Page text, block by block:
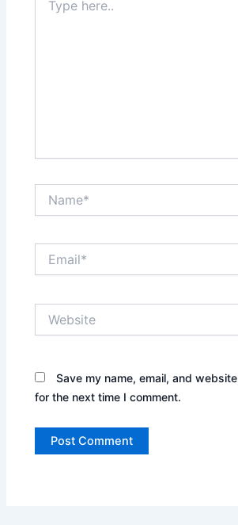
here..
Save my name, email, and
for the next time I comment.